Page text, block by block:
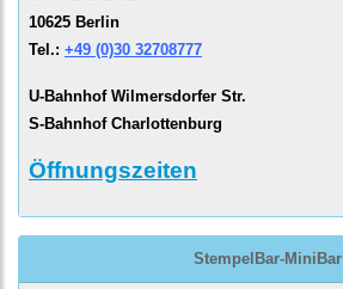
10625 Berlin
Tel.: +49 (0)30 32708777
U-Bahnhof Wilmersdorfer Str.
S-Bahnhof Charlottenburg
Öffnungszeiten
StempelBar-MiniBar